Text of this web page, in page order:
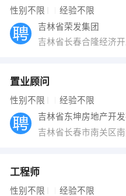
性别不限 经验不限
吉林省荣发集团
吉林省长春合隆经济开
置业顾问
性别不限 经验不限
吉林省东坤房地产开
吉林省长春市南关区
工程师
性别不限 经验不限